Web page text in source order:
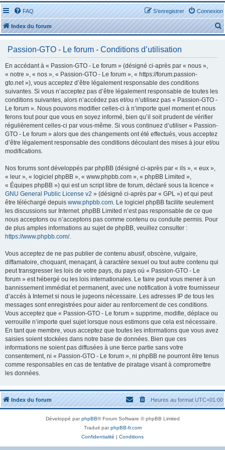
FAQ Connexion
S’enregistrer
Index du forum
e
Passion-GTO - Le forum - Conditions d’utilisation
En accédant à « Passion-GTO - Le forum » (désigné ci-après par « nous »,
« notre », « nos », « Passion-GTO - Le forum », « https://forum.passion-
gto.net »), vous acceptez d’être légalement responsable des conditions
suivantes. Si vous n’acceptez pas d’être légalement responsable de toutes les
conditions suivantes, alors n’accédez pas et/ou n’utilisez pas « Passion-GTO -
Le forum ». Nous pouvons modifier celles-ci à n’importe quel moment et nous
ferons tout pour que vous en soyez informé, bien qu’il soit prudent de vérifier
régulièrement celles-ci par vous-même. Si vous continuez d’utiliser « Passion-
GTO - Le forum » alors que des changements ont été effectués, vous acceptez
d’être légalement responsable des conditions découlant des mises à jour et/ou
modifications.
Nos forums sont développés par phpBB (désigné ci-après par « ils », « eux »,
« leur », « logiciel phpBB », « www.phpbb.com », « phpBB Limited »,
« Équipes phpBB ») qui est un script libre de forum, déclaré sous la licence «
GNU General Public License v2 » (désigné ci-après par « GPL ») et qui peut
être téléchargé depuis www.phpbb.com. Le logiciel phpBB facilite seulement
les discussions sur Internet. phpBB Limited n’est pas responsable de ce que
nous acceptons ou n’acceptons pas comme contenu ou conduite permis. Pour
de plus amples informations au sujet de phpBB, veuillez consulter :
https://www.phpbb.com/.
Vous acceptez de ne pas publier de contenu abusif, obscène, vulgaire,
diffamatoire, choquant, menaçant, à caractère sexuel ou tout autre contenu qui
peut transgresser les lois de votre pays, du pays où « Passion-GTO - Le
forum » est hébergé ou les lois internationales. Le faire peut vous mener à un
bannissement immédiat et permanent, avec une notification à votre fournisseur
d’accès à Internet si nous le jugeons nécessaire. Les adresses IP de tous les
messages sont enregistrées pour aider au renforcement de ces conditions.
Vous acceptez que « Passion-GTO - Le forum » supprime, modifie, déplace ou
verrouille n’importe quel sujet lorsque nous estimons que cela est nécessaire.
En tant que membre, vous acceptez que toutes les informations que vous avez
saisies soient stockées dans notre base de données. Bien que ces
informations ne soient pas diffusées à une tierce partie sans votre
consentement, ni « Passion-GTO - Le forum », ni phpBB ne pourront être tenus
comme responsables en cas de tentative de piratage visant à compromettre
les données.
Index du forum Heures au formatUTC+01:00
Développé parphpBB® Forum Software © phpBB Limited
Traduit parphpBB-fr.com
Confidentialité | Conditions